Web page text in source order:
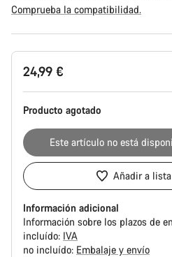
Comprueba la compatibilidad.
Configuración
del24,99 €
Producto agotado
Este artículo no está
Añadir a
Información adicional
Información sobre los plazos de
incluído: IVA
no incluído: Embalaje y envío